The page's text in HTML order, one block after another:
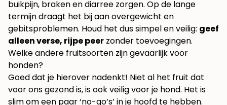
buikpijn, braken en diarree zorgen. Op de lange
termijn draagt het bij aan overgewicht en
gebitsproblemen. Houd het dus simpel en veilig: geef
alleen verse, rijpe peer zonder toevoegingen.
Welke andere fruitsoorten zijn gevaarlijk voor
honden?
Goed dat je hierover nadenkt! Niet al het fruit dat
voor ons gezond is, is ook veilig voor je hond. Het is
slim om een paar ‘no-go’s’ in je hoofd te hebben.